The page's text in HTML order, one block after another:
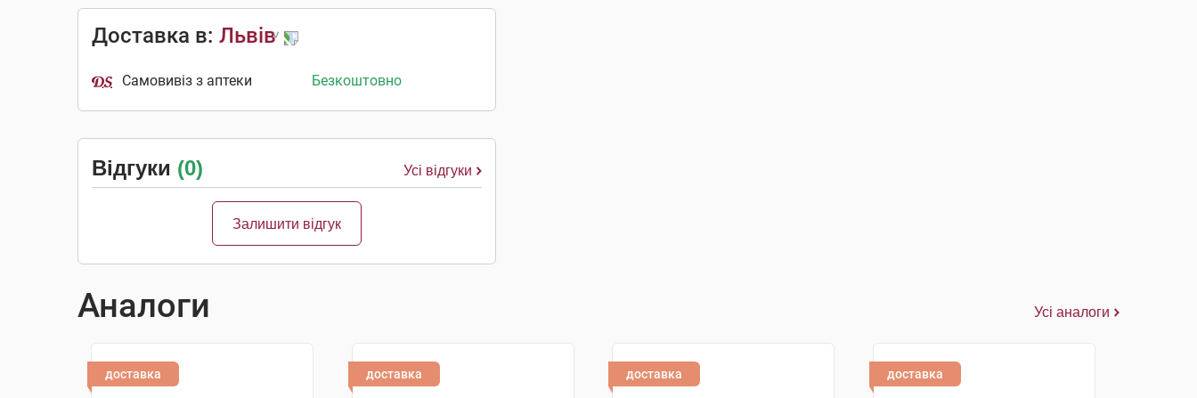
Доставка в: Львів
Самовивіз з аптеки Безкоштовно
Відгуки (0) Усі відгуки
Залишити відгук
Аналоги Усі аналоги
доставка доставка доставка доставка